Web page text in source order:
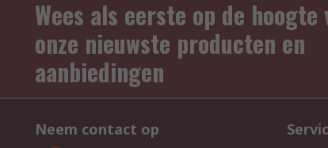
Wees als eerste op de hoogte
onze nieuwste producten en
aanbiedingen
Neem contact op